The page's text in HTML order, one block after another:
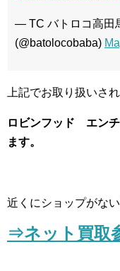
— TC バトロコ高田
(@batolocobaba)
上記でお取り扱いさ
ロビンフッド エン
ます。
近くにショップがな
⇒ネット買取